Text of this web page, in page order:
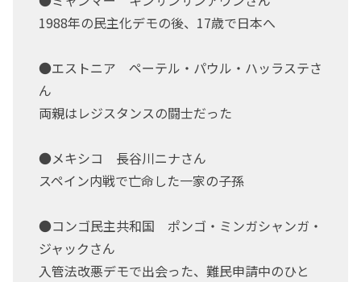
1988年の民主化デモの後、17歳で日本へ
●エストニア ペーテル・パウル・ハッラステさ
ん
両親はレジスタンスの闘士だった
●メキシコ 長谷川ニナさん
スペイン内戦で亡命した一家の子孫
●コンゴ民主共和国 ポンゴ・ミンガシャンガ・
ジャックさん
入管法改悪デモで出会った、難民申請中のひと